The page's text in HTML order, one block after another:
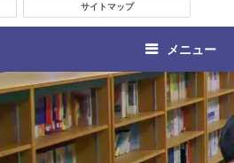
サイトマップ
メニュー